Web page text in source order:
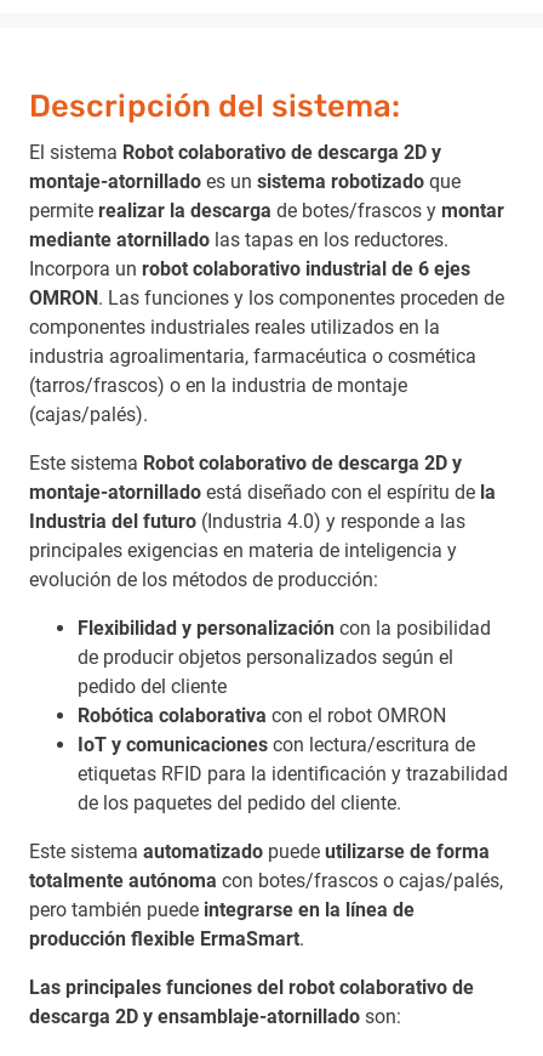
Descripción del sistema:
El sistema Robot colaborativo de descarga 2D y
montaje-atornillado es un sistema robotizado que
permite realizar la descarga de botes/frascos y montar
mediante atornillado las tapas en los reductores.
Incorpora un robot colaborativo industrial de 6 ejes
OMRON . Las funciones y los componentes proceden de
componentes industriales reales utilizados en la
industria agroalimentaria, farmacéutica o cosmética
(tarros/frascos) o en la industria de montaje
(cajas/palés).
Este sistema Robot colaborativo de descarga 2D y
montaje-atornillado está diseñado con el espíritu de la
Industria del futuro (Industria 4.0) y responde a las
principales exigencias en materia de inteligencia y
evolución de los métodos de producción:
Flexibilidad y personalización con la posibilidad
de producir objetos personalizados según el
pedido del cliente
Robótica colaborativa con el robot OMRON
IoT y comunicaciones con lectura/escritura de
etiquetas RFID para la identificación y trazabilidad
de los paquetes del pedido del cliente.
Este sistema automatizado puede utilizarse de forma
totalmente autónoma con botes/frascos o cajas/palés,
pero también puede integrarse en la línea de
producción flexible ErmaSmart.
Las principales funciones del robot colaborativo de
descarga 2D y ensamblaje-atornillado son: